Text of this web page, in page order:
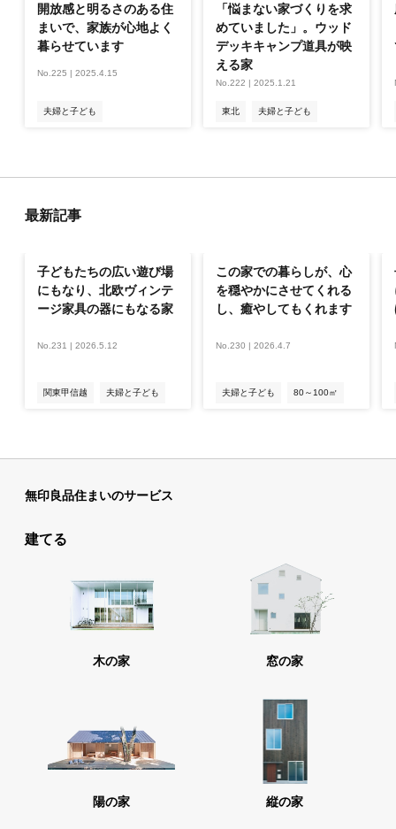
開放感と明るさのある住
まいで、家族が心地よく
暮らせています
No.225 | 2025.4.15
夫婦と子ども
「悩まない家づくりを求
めていました」。ウッド
デッキキャンプ道具が映
える家
No.222 | 2025.1.21
東北 夫婦と子ども
最新記事
子どもたちの広い遊び場
にもなり、北欧ヴィンテ
ージ家具の器にもなる家
No.231 | 2026.5.12
関東甲信越 夫婦と子ども
この家での暮らしが、心
を穏やかにさせてくれる
し、癒やしてもくれます
No.230 | 2026.4.7
夫婦と子ども 80～100㎡
無印良品住まいのサービス
建てる
木の家 窓の家
陽の家 縦の家